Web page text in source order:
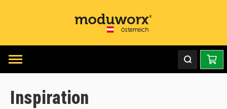
Inspiration